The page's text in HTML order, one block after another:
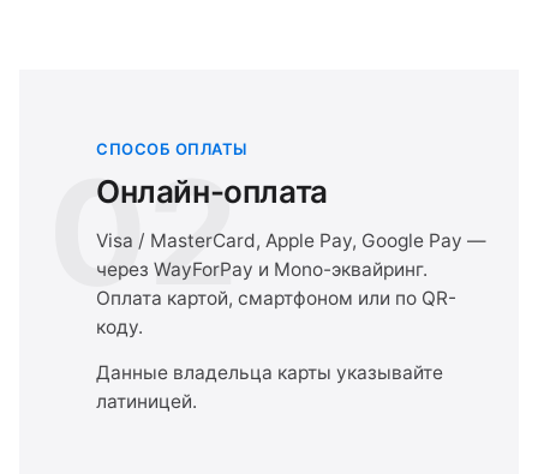
02
СПОСОБ ОПЛАТЫ
Онлайн-оплата
Visa / MasterCard, Apple Pay, Google Pay —
через WayForPay и Mono-эквайринг.
Оплата картой, смартфоном или по QR-
коду.
Данные владельца карты указывайте
латиницей.